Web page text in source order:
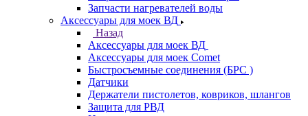
Запчасти нагревателей воды
Аксессуары для моек ВД
Назад
Аксессуары для моек ВД
Аксессуары для моек Comet
Быстросъемные соединения (БРС )
Датчики
Держатели пистолетов, ковриков, шлангов
Защита для РВД